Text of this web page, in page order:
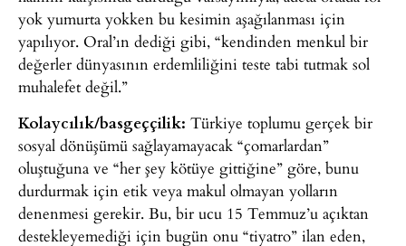
yok yumurta yokken bu kesimin aşağılanması için
yapılıyor. Oral’ın dediği gibi, “kendinden menkul bir
değerler dünyasının erdemliliğini teste tabi tutmak sol
muhalefet değil.”
Kolaycılık/basgeççilik: Türkiye toplumu gerçek bir
sosyal dönüşümü sağlayamayacak “çomarlardan”
oluştuğuna ve “her şey kötüye gittiğine” göre, bunu
durdurmak için etik veya makul olmayan yolların
denenmesi gerekir. Bu, bir ucu 15 Temmuz’u açıktan
destekleyemediği için bugün onu “tiyatro” ilan eden,